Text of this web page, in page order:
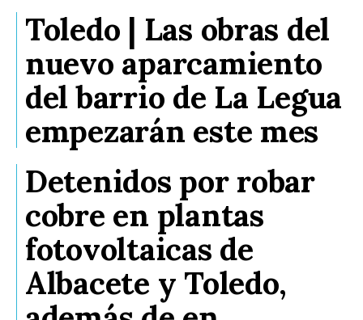
Toledo | Las obras del
nuevo aparcamiento
del barrio de La Legua
empezarán este mes
Detenidos por robar
cobre en plantas
fotovoltaicas de
Albacete y Toledo,